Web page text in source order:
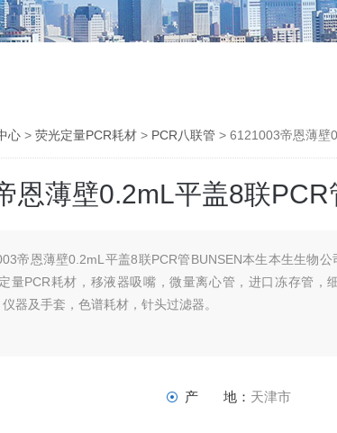
心> 荧光定量PCR耗材> PCR八联管 > 6121003帝恩薄壁
恩薄壁0.2mL平盖8联PCR
帝恩薄壁0.2mL平盖8联PCR管BUNSEN本生本生生物公
量PCR耗材，移液器吸嘴，微量离心管，进口冻存管，
器及手套，色谱耗材，针头过滤器。
产 地： 天津市